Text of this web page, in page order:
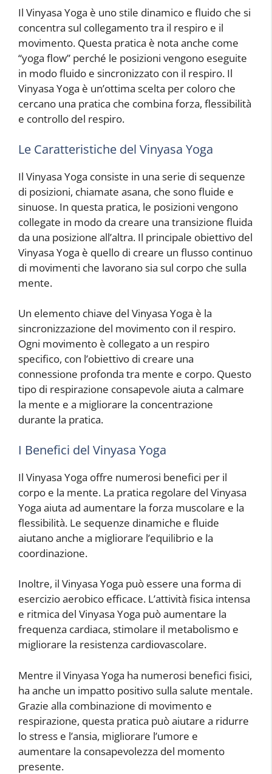
Il Vinyasa Yoga è uno stile dinamico e fluido che si
concentra sul collegamento tra il respiro e il
movimento. Questa pratica è nota anche come
“yoga flow” perché le posizioni vengono eseguite
in modo fluido e sincronizzato con il respiro. Il
Vinyasa Yoga è un’ottima scelta per coloro che
cercano una pratica che combina forza, flessibilità
e controllo del respiro.
Le Caratteristiche del Vinyasa Yoga
Il Vinyasa Yoga consiste in una serie di sequenze
di posizioni, chiamate asana, che sono fluide e
sinuose. In questa pratica, le posizioni vengono
collegate in modo da creare una transizione fluida
da una posizione all’altra. Il principale obiettivo del
Vinyasa Yoga è quello di creare un flusso continuo
di movimenti che lavorano sia sul corpo che sulla
mente.
Un elemento chiave del Vinyasa Yoga è la
sincronizzazione del movimento con il respiro.
Ogni movimento è collegato a un respiro
specifico, con l’obiettivo di creare una
connessione profonda tra mente e corpo. Questo
tipo di respirazione consapevole aiuta a calmare
la mente e a migliorare la concentrazione
durante la pratica.
I Benefici del Vinyasa Yoga
Il Vinyasa Yoga offre numerosi benefici per il
corpo e la mente. La pratica regolare del Vinyasa
Yoga aiuta ad aumentare la forza muscolare e la
flessibilità. Le sequenze dinamiche e fluide
aiutano anche a migliorare l’equilibrio e la
coordinazione.
Inoltre, il Vinyasa Yoga può essere una forma di
esercizio aerobico efficace. L’attività fisica intensa
e ritmica del Vinyasa Yoga può aumentare la
frequenza cardiaca, stimolare il metabolismo e
migliorare la resistenza cardiovascolare.
Mentre il Vinyasa Yoga ha numerosi benefici fisici,
ha anche un impatto positivo sulla salute mentale.
Grazie alla combinazione di movimento e
respirazione, questa pratica può aiutare a ridurre
lo stress e l’ansia, migliorare l’umore e
aumentare la consapevolezza del momento
presente.